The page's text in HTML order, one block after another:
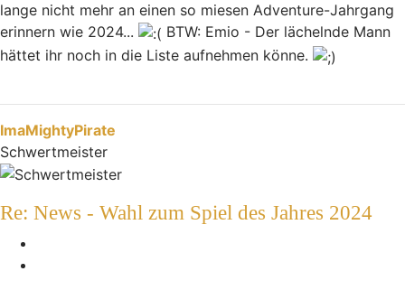
lange nicht mehr an einen so miesen Adventure-Jahrgang
erinnern wie 2024...
BTW: Emio - Der lächelnde Mann
hättet ihr noch in die Liste aufnehmen könne.
ImaMightyPirate
Schwertmeister
Re: News - Wahl zum Spiel des Jahres 2024